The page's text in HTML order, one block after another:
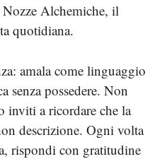
Alchemiche, il
quotidiana.
amala come linguaggio
senza possedere. Non
inviti a ricordare che la
descrizione. Ogni volta
rispondi con gratitudine